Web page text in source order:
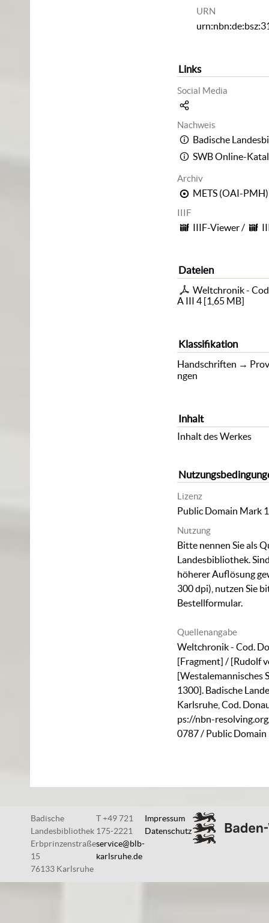
URN
Links
Social Media
Nachweis
Badische
SWB Online-
Archiv
METS (OAI-PMH)
IIIF
IIIF-Viewer/
Dateien
Weltchronik -
A III 4 [1,65 MB]
Klassifikation
Handschriften →
ngen
Inhalt
Inhalt des Werkes
Lizenz
Public Domain Mark
Nutzung
Bitte nennen Sie als
Landesbibliothek.
höherer Auflösung
300 dpi), nutzen Sie
Bestellformular.
Quellenangabe
Weltchronik - Cod.
[Fragment] / [Rudolf
[Westalemannisches
1300]. Badische
Karlsruhe,Cod.
ps://nbn-
0787/ Public Domain
Badische
Landesbibliothek
Erbprinzenstraße
15
76133 Karlsruhe
T +49 721
175-2221
service@blb-
karlsruhe.de
Impressum
Datenschutz